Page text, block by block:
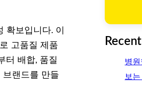
확보입니다. 이
고품질 제품
터 배합, 품질
브랜드를 만들
병
보